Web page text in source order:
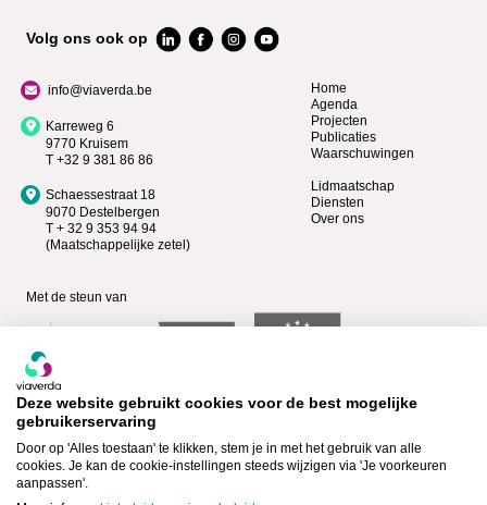
Volg ons ook op
info@viaverda.be
Karreweg 6
9770 Kruisem
T +32 9 381 86 86
Schaessestraat 18
9070 Destelbergen
T + 32 9 353 94 94
(Maatschappelijke zetel)
Home
Agenda
Projecten
Publicaties
Waarschuwingen
Lidmaatschap
Diensten
Over ons
Met de steun van
Bekijk wie Premium lid is >
Deze website gebruikt cookies voor de best mogelijke
gebruikerservaring
Door op 'Alles toestaan' te klikken, stem je in met het gebruik van alle
cookies. Je kan de cookie-instellingen steeds wijzigen via 'Je voorkeuren
aanpassen'.